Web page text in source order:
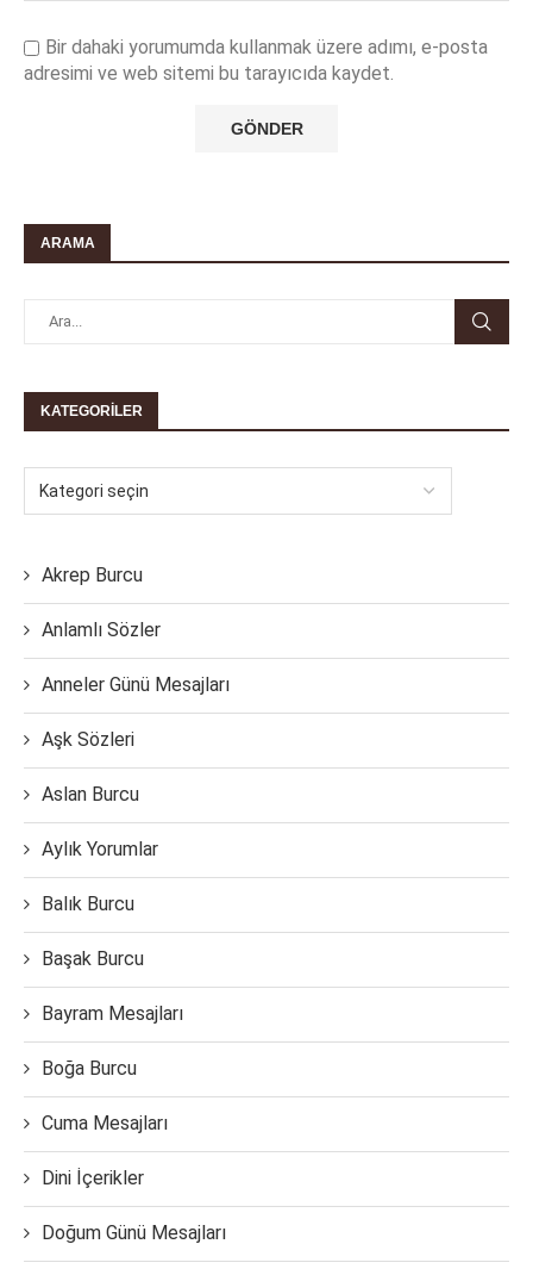
Bir dahaki yorumumda kullanmak üzere adımı, e-posta
adresimi ve web sitemi bu tarayıcıda kaydet.
ARAMA
KATEGORILER
Akrep Burcu
Anlamlı Sözler
Anneler Günü Mesajları
Aşk Sözleri
Aslan Burcu
Aylık Yorumlar
Balık Burcu
Başak Burcu
Bayram Mesajları
Boğa Burcu
Cuma Mesajları
Dini İçerikler
Doğum Günü Mesajları